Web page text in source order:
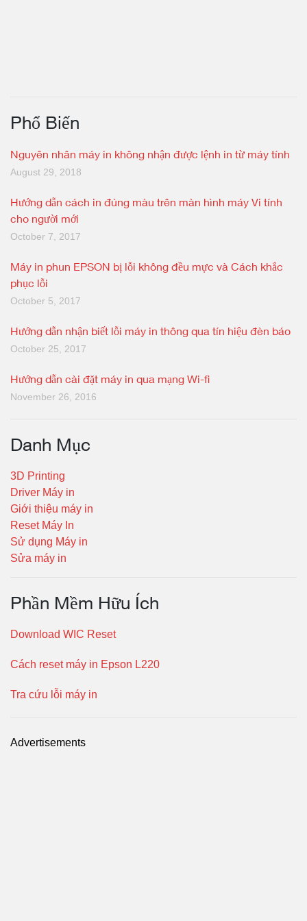
Phổ Biến
Nguyên nhân máy in không nhận được lệnh in từ máy tính
August 29, 2018
Hướng dẫn cách in đúng màu trên màn hình máy Vi tính
cho người mới
October 7, 2017
Máy in phun EPSON bị lỗi không đều mực và Cách khắc
phục lỗi
October 5, 2017
Hướng dẫn nhận biết lỗi máy in thông qua tín hiệu đèn báo
October 25, 2017
Hướng dẫn cài đặt máy in qua mạng Wi-fi
November 26, 2016
Danh Mục
3D Printing
Driver Máy in
Giới thiệu máy in
Reset Máy In
Sử dụng Máy in
Sửa máy in
Phần Mềm Hữu Ích
Download WIC Reset
Cách reset máy in Epson L220
Tra cứu lỗi máy in
Advertisements